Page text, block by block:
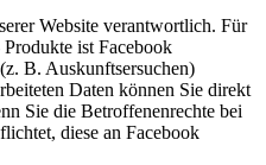
Website verantwortlich. Für
ist Facebook
B. Auskunftsersuchen)
Daten können Sie direkt
Sie die Betroffenenrechte bei
diese an Facebook